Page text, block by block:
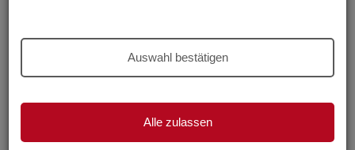
Auswahl bestätigen
Alle zulassen
Zah­len­wer­te i. d. R. auf Viel­fa­che von Zehn ge­run­det (siehe
die Fil­ter­mög­lich­kei­ten und die an­ge­zeig­ten Daten.
GESAMTDOWNLOAD ENGPASSANALYSE ALS CSV